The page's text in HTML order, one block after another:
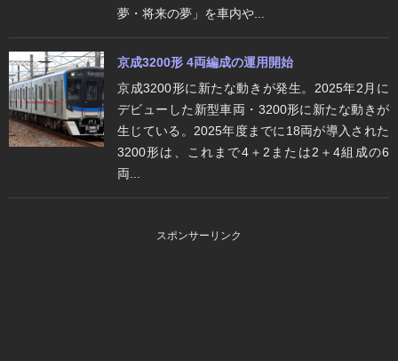
夢・将来の夢」を車内や...
京成3200形 4両編成の運用開始
京成3200形に新たな動きが発生。2025年2月に
デビューした新型車両・3200形に新たな動きが
生じている。2025年度までに18両が導入された
3200形は、これまで4＋2または2＋4組成の6
両...
スポンサーリンク